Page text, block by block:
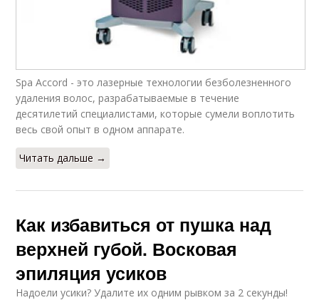
Spa Accord - это лазерные технологии безболезненного
удаления волос, разрабатываемые в течение
десятилетий специалистами, которые сумели воплотить
весь свой опыт в одном аппарате.
Читать дальше →
Как избавиться от пушка над
верхней губой. Восковая
эпиляция усиков
Надоели усики? Удалите их одним рывком за 2 секунды!